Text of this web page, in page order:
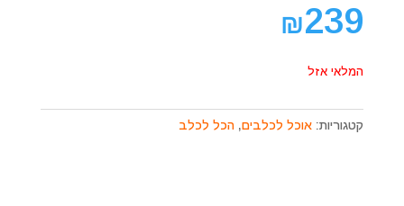
₪239
המלאי אזל
קטגוריות: אוכל לכלבים, הכל לכלב